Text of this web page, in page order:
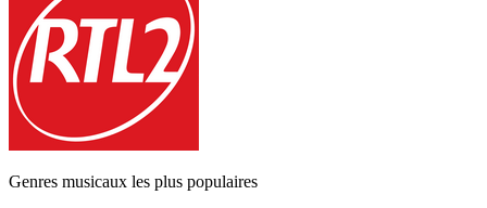
Genres musicaux les plus populaires